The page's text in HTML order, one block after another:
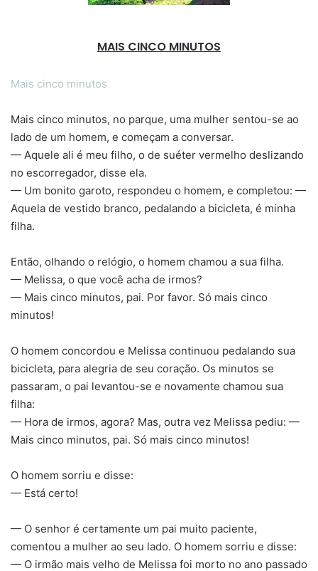
MAIS CINCO MINUTOS
Mais cinco minutos
Mais cinco minutos, no parque, uma mulher sentou-se ao
lado de um homem, e começam a conversar.
— Aquele ali é meu filho, o de suéter vermelho deslizando
no escorregador, disse ela.
— Um bonito garoto, respondeu o homem, e completou: —
Aquela de vestido branco, pedalando a bicicleta, é minha
filha.
Então, olhando o relógio, o homem chamou a sua filha.
— Melissa, o que você acha de irmos?
— Mais cinco minutos, pai. Por favor. Só mais cinco
minutos!
O homem concordou e Melissa continuou pedalando sua
bicicleta, para alegria de seu coração. Os minutos se
passaram, o pai levantou-se e novamente chamou sua
filha:
— Hora de irmos, agora? Mas, outra vez Melissa pediu: —
Mais cinco minutos, pai. Só mais cinco minutos!
O homem sorriu e disse:
— Está certo!
— O senhor é certamente um pai muito paciente,
comentou a mulher ao seu lado. O homem sorriu e disse:
— O irmão mais velho de Melissa foi morto no ano passado